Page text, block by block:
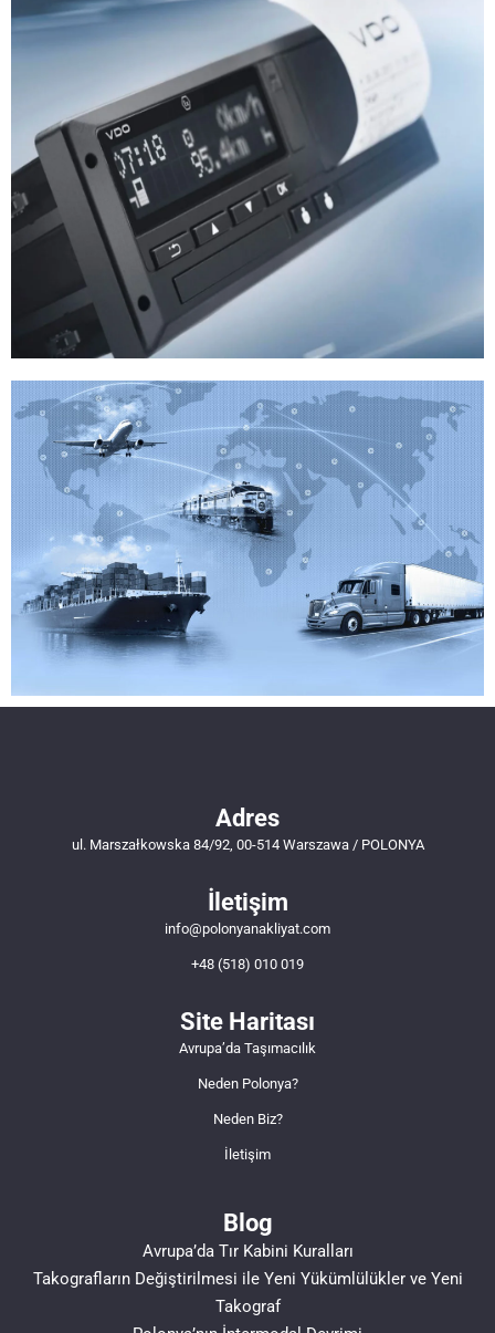
Adres
ul. Marszałkowska 84/92, 00-514 Warszawa / POLONYA
İletişim
info@polonyanakliyat.com
+48 (518) 010 019
Site Haritası
Avrupa’da Taşımacılık
Neden Polonya?
Neden Biz?
İletişim
Blog
Avrupa’da Tır Kabini Kuralları
Takografların Değiştirilmesi ile Yeni Yükümlülükler ve Yeni
Takograf